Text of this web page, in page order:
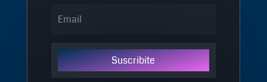
Suscribite